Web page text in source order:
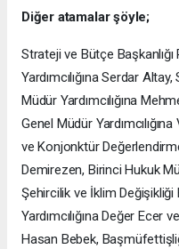
Diğer atamalar şöyle;
Strateji ve Bütçe
Yardımcılığına Serdar
Müdür Yardımcılığına
Genel Müdür
ve Konjonktür
Demirezen, Birinci Hukuk
Şehircilik ve İklim Değişikliği
Yardımcılığına Değer Ecer
Hasan Bebek,